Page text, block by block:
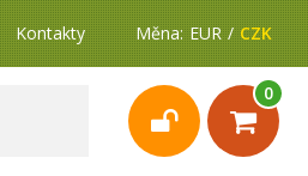
Měna: EUR CZK
Kontakty
0